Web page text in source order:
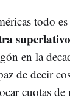
todo
superlativo
en la
de decir
cuotas